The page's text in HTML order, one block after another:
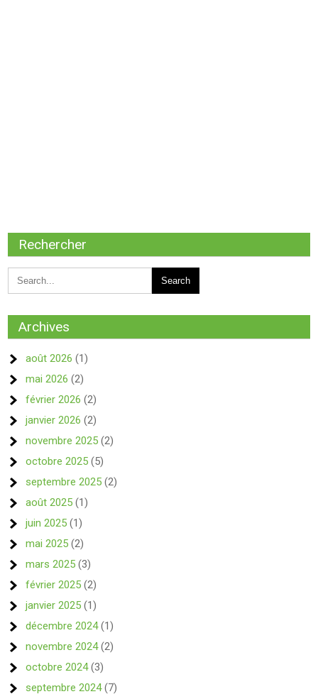
Rechercher
Archives
août 2026 (1)
mai 2026 (2)
février 2026 (2)
janvier 2026 (2)
novembre 2025 (2)
octobre 2025 (5)
septembre 2025 (2)
août 2025 (1)
juin 2025 (1)
mai 2025 (2)
mars 2025 (3)
février 2025 (2)
janvier 2025 (1)
décembre 2024(1)
novembre 2024(2)
octobre 2024(3)
septembre 2024(7)